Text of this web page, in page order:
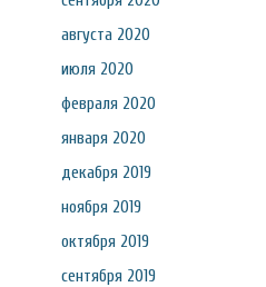
августа 2020
июля 2020
февраля 2020
января 2020
декабря 2019
ноября 2019
октября 2019
сентября 2019